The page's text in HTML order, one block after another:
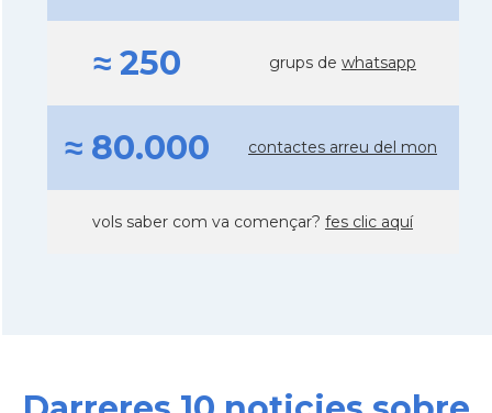
≈ 250 grups de whatsapp
≈ 80.000 contactes arreu del mon
vols saber com va començar? fes clic aquí